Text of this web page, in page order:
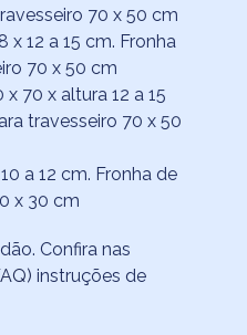
70 x 50 cm
x 12 a 15 cm. Fronha
70 x 50 cm
x 70 x altura 12 a 15
travesseiro 70 x 50
a 12 cm. Fronha de
x 30 cm
Confira nas
instruções de